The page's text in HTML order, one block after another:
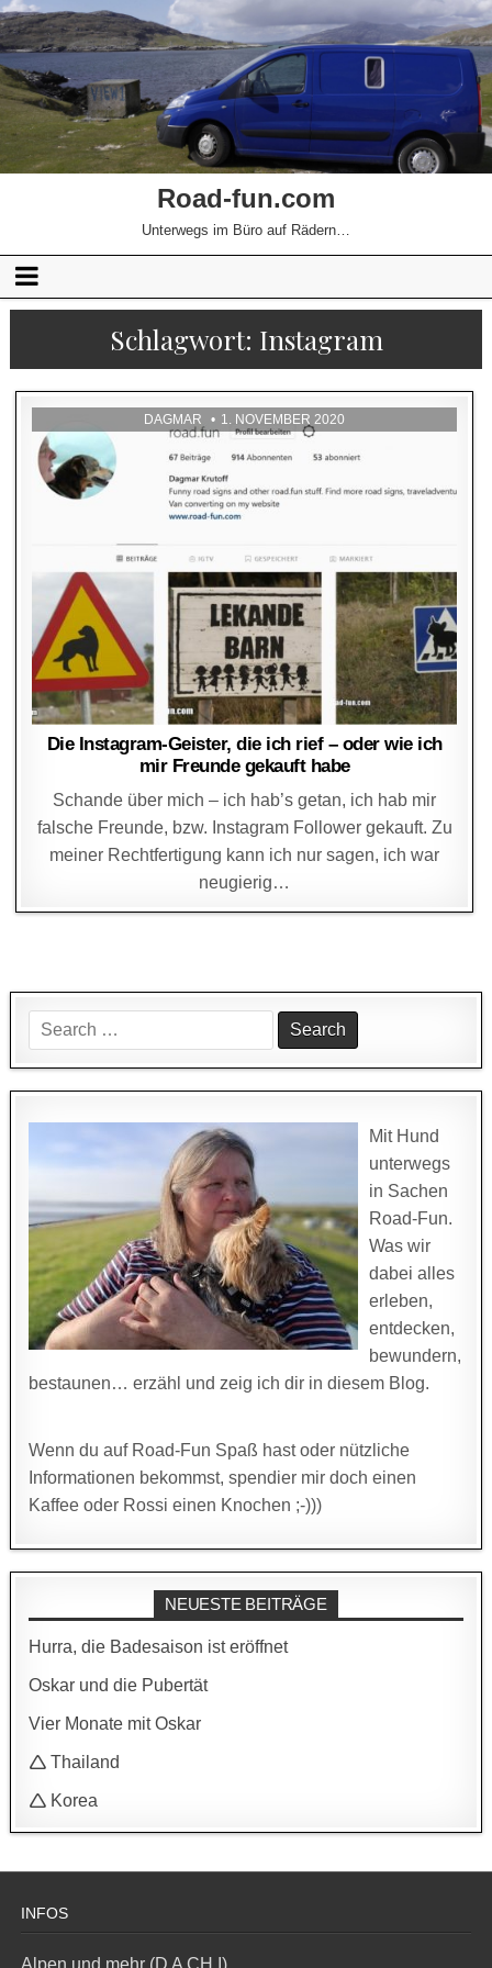
Road-fun.com
Unterwegs im Büro auf Rädern…
Schlagwort: Instagram
DAGMAR 1. NOVEMBER 2020
Die Instagram-Geister, die ich rief – oder wie ich
mir Freunde gekauft habe
Schande über mich – ich hab’s getan, ich hab mir
falsche Freunde, bzw. Instagram Follower gekauft. Zu
meiner Rechtfertigung kann ich nur sagen, ich war
neugierig…
Search
for:
Mit Hund
unterwegs
in Sachen
Road-Fun.
Was wir
dabei alles
erleben,
entdecken,
bewundern,
bestaunen… erzähl und zeig ich dir in diesem Blog.
Wenn du auf Road-Fun Spaß hast oder nützliche
Informationen bekommst, spendier mir doch einen
Kaffee oder Rossi einen Knochen ;-)))
NEUESTE BEITRÄGE
Hurra, die Badesaison ist eröffnet
Oskar und die Pubertät
Vier Monate mit Oskar
🛆 Thailand
🛆 Korea
INFOS
Alpen und mehr (D A CH I)